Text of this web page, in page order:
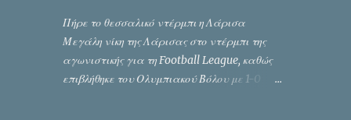
Πήρε το θεσσαλικό ντέρμπι η Λάρισα
Μεγάλη νίκη της Λάρισας στο ντέρμπι της
αγωνιστικής για τη Football League, καθώς
επιβλήθηκε του Ολυμπιακού Βόλου με 1-0